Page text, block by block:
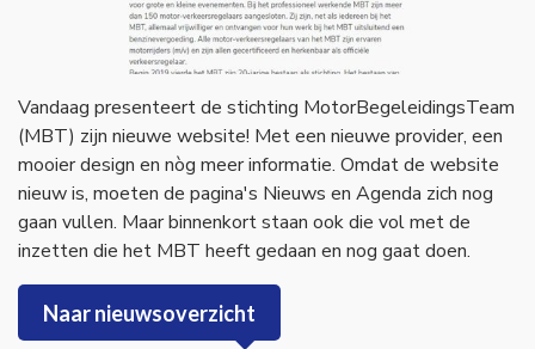
Referenties
Vandaag presenteert de stichting MotorBegeleidingsTeam
(MBT) zijn nieuwe website! Met een nieuwe provider, een
mooier design en nòg meer informatie. Omdat de website
nieuw is, moeten de pagina's Nieuws en Agenda zich nog
gaan vullen. Maar binnenkort staan ook die vol met de
inzetten die het MBT heeft gedaan en nog gaat doen.
Naar nieuwsoverzicht